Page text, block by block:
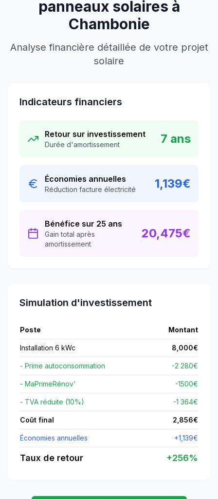
panneaux solaires à
Chambonie
Analyse financière détaillée de votre projet
solaire
Indicateurs financiers
Retour sur investissement
Durée d'amortissement 7 ans
Économies annuelles
Réduction facture électricité 1,139€
Bénéfice sur 25 ans
Gain total après
amortissement
20,475€
Simulation d'investissement
Poste Montant
Installation 6 kWc 8,000€
- Prime autoconsommation -2 280€
- MaPrimeRénov' -1500€
- TVA réduite (10%) -1 364€
Coût final 2,856€
Économies annuelles +1,139€
Taux de retour +256%